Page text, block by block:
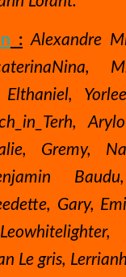
: Alexandre
Elthaniel,
Gremy,
Gary,
Le gris,